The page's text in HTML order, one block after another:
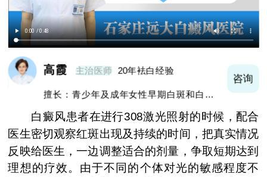
高霞 主治医师 20年袪白经验
擅长：青少年及成年女性早期白斑和白斑的
咨询
白癜风患者在进行308激光照射的时候，配合
医生密切观察红斑出现及持续的时间，把真实情况
反映给医生，一边调整适合的剂量，争取短期达到
理想的疗效。由于不同的个体对光的敏感程度不